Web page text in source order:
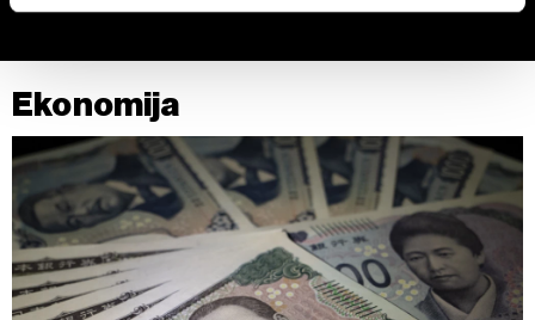
Partneri. Više o podacima koje obrađujemo kao i o
kolačićima i drugim sličnim tehnologijama u
kolačića.
Kolačiće u bilo kojem trenutku možete ponovno ažurirati
klikom na „Prikaži detalje“. Pristanak možete u bilo kojem
trenutku opozvati bez negativnih posledica.
Ekonomija